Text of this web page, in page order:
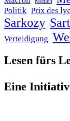
Politik Prix des
Sarkozy
Verteidigung
Lesen fürs
Eine